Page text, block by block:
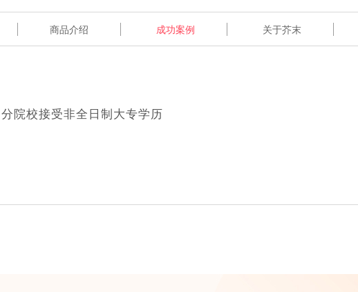
商品介绍 成功案例 关于芥末
院校接受非全日制大专学历